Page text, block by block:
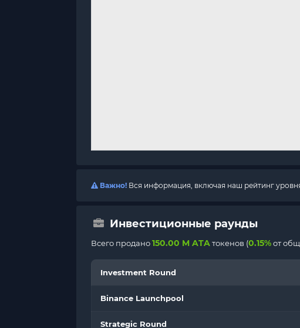
Важно! Вся информация, включая наш рейтинг
Инвестиционные раунды
Всего продано150.00 M ATAтокенов (0.15%от
Investment Round
Binance Launchpool
Strategic Round